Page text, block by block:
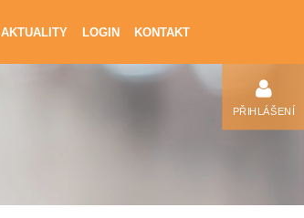
PŘIHLÁŠENÍ
AKTUALITY LOGIN KONTAKT